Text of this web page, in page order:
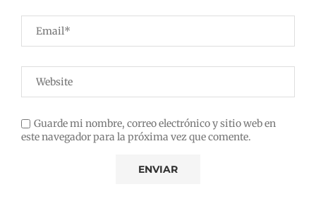
Guarde mi nombre, correo electrónico y sitio web en
este navegador para la próxima vez que comente.